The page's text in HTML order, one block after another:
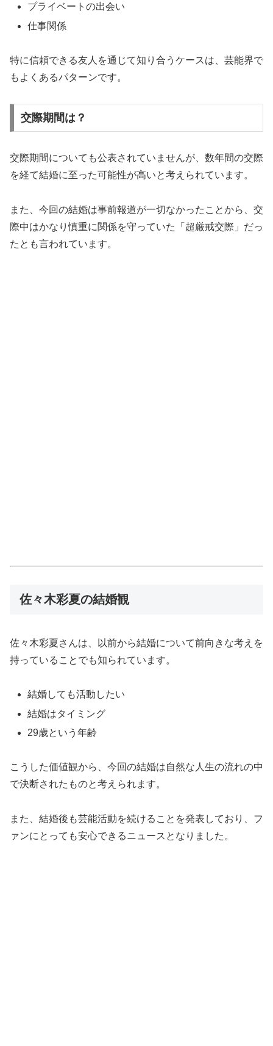
プライベートの出会い
仕事関係
特に信頼できる友人を通じて知り合うケースは、芸能界で
もよくあるパターンです。
交際期間は？
交際期間についても公表されていませんが、数年間の交際
を経て結婚に至った可能性が高いと考えられています。
また、今回の結婚は事前報道が一切なかったことから、交
際中はかなり慎重に関係を守っていた「超厳戒交際」だっ
たとも言われています。
佐々木彩夏の結婚観
佐々木彩夏さんは、以前から結婚について前向きな考えを
持っていることでも知られています。
結婚しても活動したい
結婚はタイミング
29歳という年齢
こうした価値観から、今回の結婚は自然な人生の流れの中
で決断されたものと考えられます。
また、結婚後も芸能活動を続けることを発表しており、フ
ァンにとっても安心できるニュースとなりました。